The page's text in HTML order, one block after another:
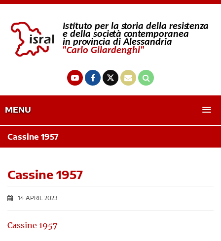
MENU
Cassine 1957
Cassine 1957
14 APRIL 2023
Cassine 1957